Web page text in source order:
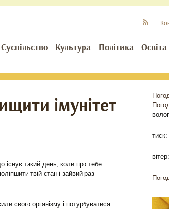
Суспільство Культура Політика Освіта
імунітет
існує такий день, коли про тебе
твій стан і зайвий раз
свого організму і потурбуватися
тиск:
вітер: